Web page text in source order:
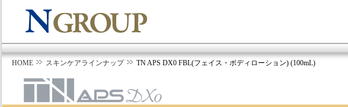
HOME スキンケアラインナップ TN APS DX0 FBL(フェイス・ボディローション) (100mL)